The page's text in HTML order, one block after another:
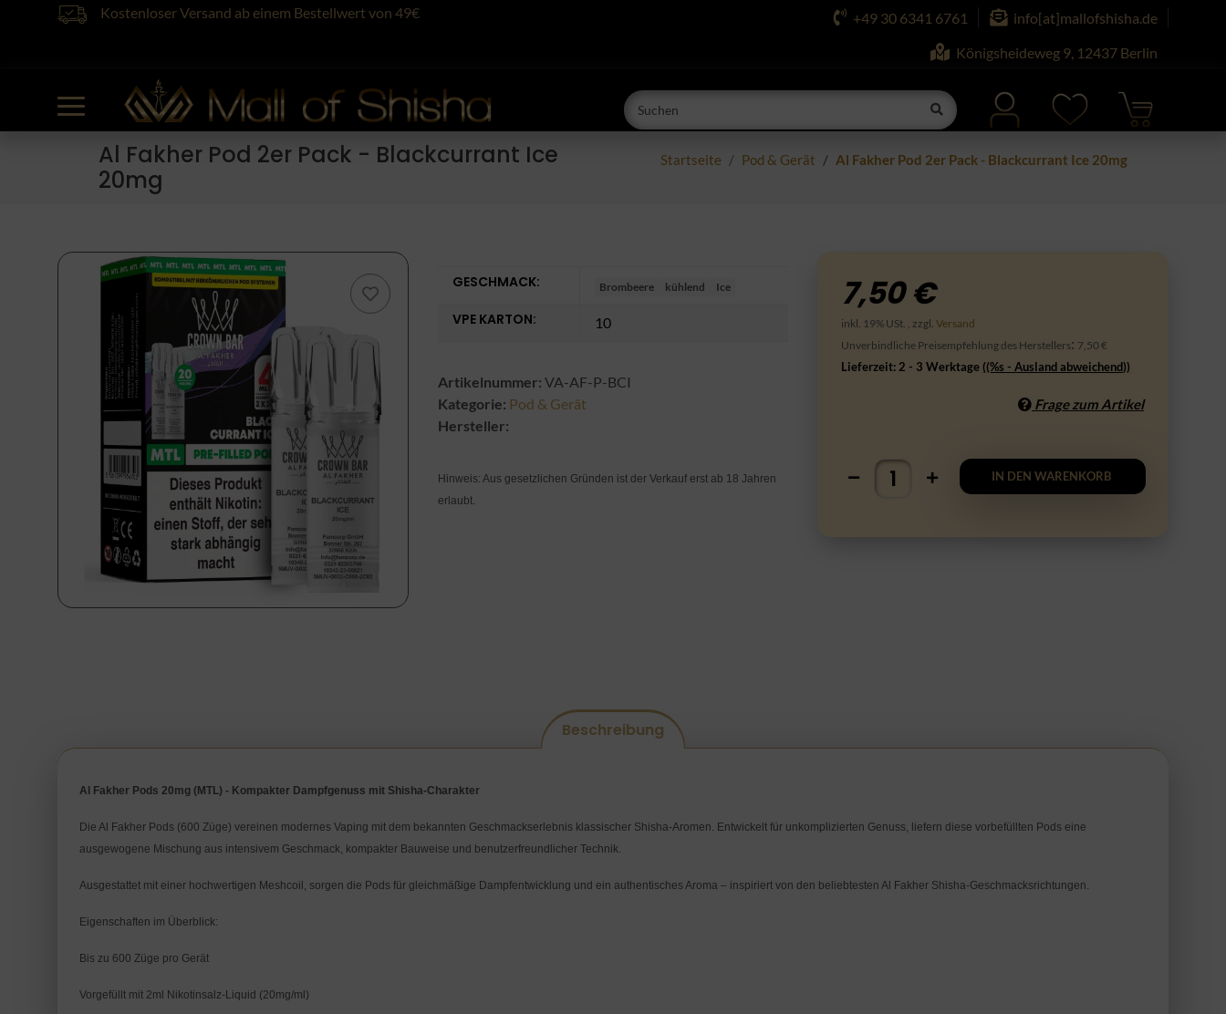
Kostenloser Versand ab einem Bestellwert von 49€ +49 30 6341 6761
info[at]mallofshisha.de
Königsheideweg 9, 12437 Berlin
Al Fakher Pod 2er Pack - Blackcurrant Ice
20mg
Startseite Pod & Gerät Al Fakher Pod 2er Pack - Blackcurrant Ice 20mg
GESCHMACK: Brombeere kühlend Ice
VPE KARTON: 10
Artikelnummer: VA-AF-P-BCI
Kategorie: Pod & Gerät
Hersteller:
Hinweis: Aus gesetzlichen Gründen ist der Verkauf erst ab 18 Jahren
erlaubt.
7,50 €
inkl. 19% USt. , zzgl.Versand
Unverbindliche Preisempfehlung des Herstellers: 7,50 €
Lieferzeit: 2 - 3 Werktage ((%s - Ausland abweichend))
Frage zum Artikel
IN DEN WARENKORB
Beschreibung
Al Fakher Pods 20mg (MTL) - Kompakter Dampfgenuss mit Shisha-Charakter
Die Al Fakher Pods (600 Züge) vereinen modernes Vaping mit dem bekannten Geschmackserlebnis klassischer Shisha-Aromen. Entwickelt für unkomplizierten Genuss, liefern diese vorbefüllten Pods eine
ausgewogene Mischung aus intensivem Geschmack, kompakter Bauweise und benutzerfreundlicher Technik.
Ausgestattet mit einer hochwertigen Meshcoil, sorgen die Pods für gleichmäßige Dampfentwicklung und ein authentisches Aroma – inspiriert von den beliebtesten Al Fakher Shisha-Geschmacksrichtungen.
Eigenschaften im Überblick:
Bis zu 600 Züge pro Gerät
Vorgefüllt mit 2ml Nikotinsalz-Liquid (20mg/ml)